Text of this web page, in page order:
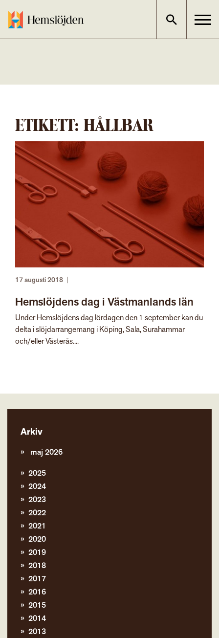
innehållet
ETIKETT: HÅLLBAR
17 augusti 2018
Hemslöjdens dag i Västmanlands län
Under Hemslöjdens dag lördagen den 1 september kan du
delta i slöjdarrangemang i Köping, Sala, Surahammar
och/eller Västerås....
Arkiv
maj 2026
2025
2024
2023
2022
2021
2020
2019
2018
2017
2016
2015
2014
2013